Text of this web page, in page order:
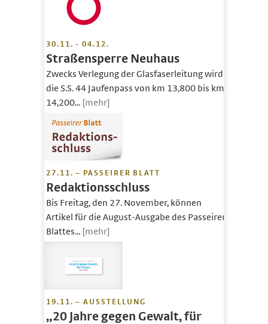
30.11. - 04.12.
Straßensperre Neuhaus
Zwecks Verlegung der Glasfaserleitung wird
die S.S. 44 Jaufenpass von km 13,800 bis km
14,200... [mehr]
27.11. – PASSEIRER BLATT
Redaktionsschluss
Bis Freitag, den 27. November, können
Artikel für die August-Ausgabe des Passeirer
Blattes... [mehr]
19.11. – AUSSTELLUNG
„20 Jahre gegen Gewalt, für